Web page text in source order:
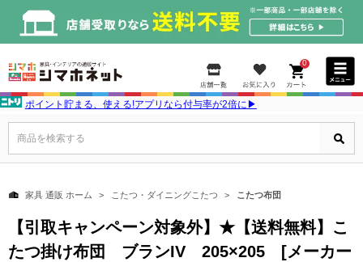
0
ポイント貯まる、使える!アプリなら付与率が2倍に▶
商品を検索する
家具 通販 ホーム こたつ・ダイニングこたつ こたつ布団
【引取キャンペーン対象外】★【送料無料】こ
たつ掛け布団 ブランIV 205×205 [メーカー